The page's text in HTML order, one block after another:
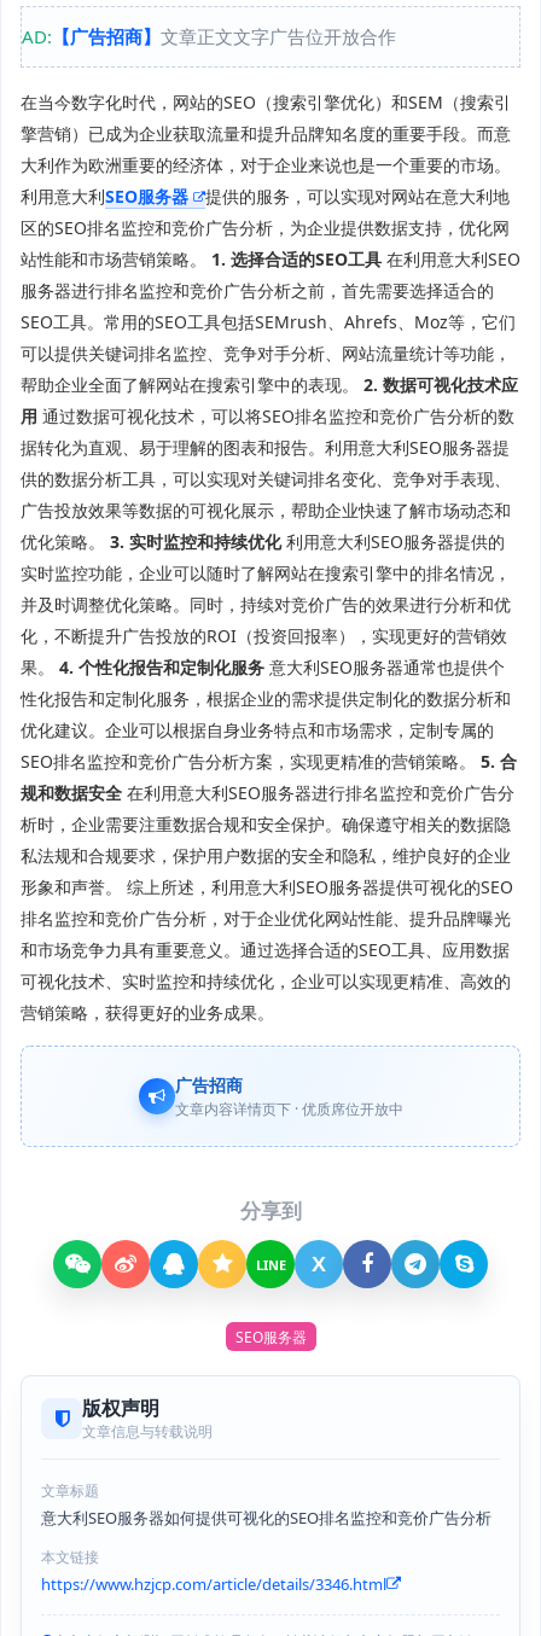
AD: 【广告招商】 文章正文文字广告位开放合作
在当今数字化时代，网站的SEO（搜索引擎优化）和SEM（搜索引
擎营销）已成为企业获取流量和提升品牌知名度的重要手段。而意
大利作为欧洲重要的经济体，对于企业来说也是一个重要的市场。
利用意大利SEO服务器
提供的服务，可以实现对网站在意大利地
区的SEO排名监控和竞价广告分析，为企业提供数据支持，优化网
站性能和市场营销策略。 1. 选择合适的SEO工具 在利用意大利SEO
服务器进行排名监控和竞价广告分析之前，首先需要选择适合的
SEO工具。常用的SEO工具包括SEMrush、Ahrefs、Moz等，它们
可以提供关键词排名监控、竞争对手分析、网站流量统计等功能，
帮助企业全面了解网站在搜索引擎中的表现。 2. 数据可视化技术应
用 通过数据可视化技术，可以将SEO排名监控和竞价广告分析的数
据转化为直观、易于理解的图表和报告。利用意大利SEO服务器提
供的数据分析工具，可以实现对关键词排名变化、竞争对手表现、
广告投放效果等数据的可视化展示，帮助企业快速了解市场动态和
优化策略。 3. 实时监控和持续优化利用意大利SEO服务器提供的
实时监控功能，企业可以随时了解网站在搜索引擎中的排名情况，
并及时调整优化策略。同时，持续对竞价广告的效果进行分析和优
化，不断提升广告投放的ROI（投资回报率），实现更好的营销效
果。 4. 个性化报告和定制化服务 意大利SEO服务器通常也提供个
性化报告和定制化服务，根据企业的需求提供定制化的数据分析和
优化建议。企业可以根据自身业务特点和市场需求，定制专属的
SEO排名监控和竞价广告分析方案，实现更精准的营销策略。 5. 合
规和数据安全 在利用意大利SEO服务器进行排名监控和竞价广告分
析时，企业需要注重数据合规和安全保护。确保遵守相关的数据隐
私法规和合规要求，保护用户数据的安全和隐私，维护良好的企业
形象和声誉。 综上所述，利用意大利SEO服务器提供可视化的SEO
排名监控和竞价广告分析，对于企业优化网站性能、提升品牌曝光
和市场竞争力具有重要意义。通过选择合适的SEO工具、应用数据
可视化技术、实时监控和持续优化，企业可以实现更精准、高效的
营销策略，获得更好的业务成果。
广告招商
文章内容详情页下 · 优质席位开放中
分享到
LINE X
SEO服务器
版权声明
文章信息与转载说明
文章标题
意大利SEO服务器如何提供可视化的SEO排名监控和竞价广告分析
本文链接
https://www.hzjcp.com/article/details/3346.html